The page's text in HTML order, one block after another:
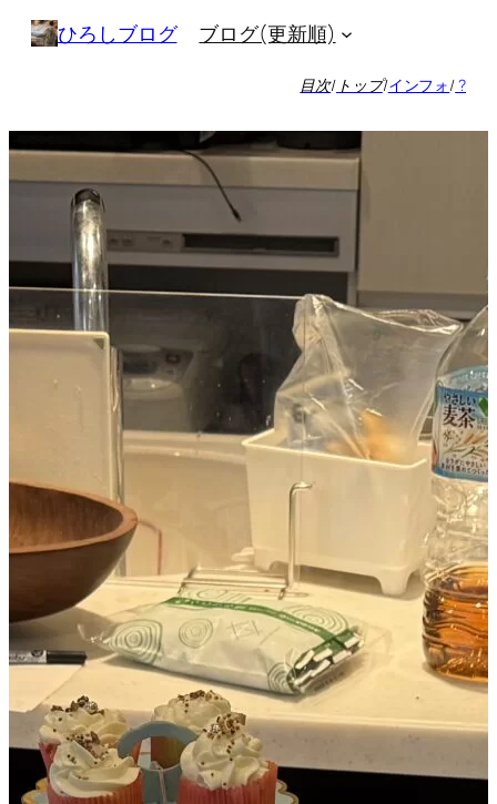
キ
ッ
プ
ひろしブログ ブログ(更新順)
目次/ トップ/インフォ/?